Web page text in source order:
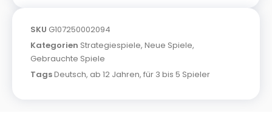
SKU G107250002094
Kategorien Strategiespiele, Neue Spiele,
Gebrauchte Spiele
TagsDeutsch, ab 12 Jahren, für 3 bis 5 Spieler